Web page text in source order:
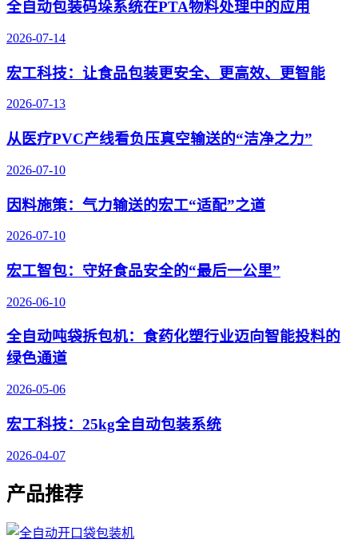
全自动包装码垛系统在PTA物料处理中的应用
2026-07-14
宏工科技：让食品包装更安全、更高效、更智能
2026-07-13
从医疗PVC产线看负压真空输送的“洁净之力”
2026-07-10
因料施策：气力输送的宏工“适配”之道
2026-07-10
宏工智包：守好食品安全的“最后一公里”
2026-06-10
全自动吨袋拆包机：食药化塑行业迈向智能投料的
绿色通道
2026-05-06
宏工科技：25kg全自动包装系统
2026-04-07
产品推荐